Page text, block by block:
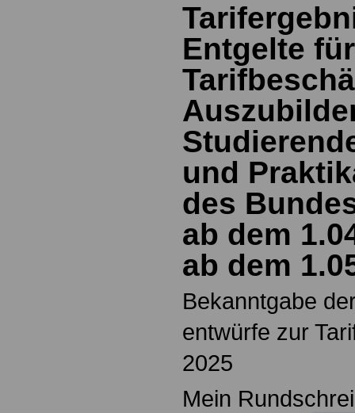
Entgelte für
und
des
ab dem
ab dem
Bekanntgabe
entwürfe zur
2025
Mein